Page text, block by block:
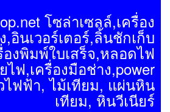
โซล่าเซลล์,เครื่อง
,อินเวอร์เตอร์,ลิ้นชักเก็บ
องพิมพ์ใบเสร็จ,หลอดไฟ
ไฟ,เครื่องมือช่าง,power
ไฟฟ้า, ไม้เทียม, แผ่นหิน
เทียม, หินวีเนียร์